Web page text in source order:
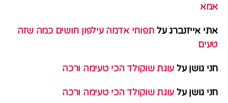
אמא
אתי אייזנברגעל תפוחי אדמה עילפון חושים כמה שזה
טעים
חני גושן על עוגת שוקולד הכי טעימה ורכה
חני גושן על עוגת שוקולד הכי טעימה ורכה